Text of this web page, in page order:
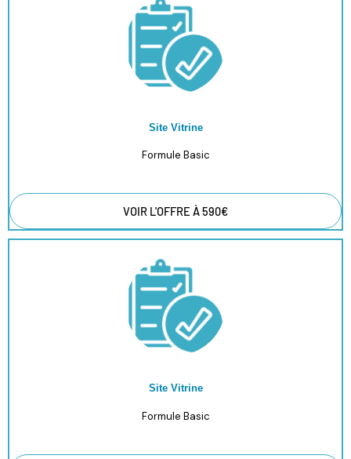
Site Vitrine
Formule Basic
VOIR L'OFFRE À 590€
Site Vitrine
Formule Basic